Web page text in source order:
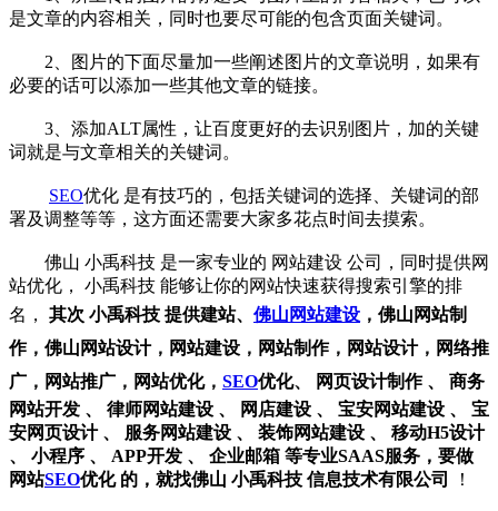
是文章的内容相关，同时也要尽可能的包含页面关键词。
2、图片的下面尽量加一些阐述图片的文章说明，如果有
必要的话可以添加一些其他文章的链接。
3、添加ALT属性，让百度更好的去识别图片，加的关键
词就是与文章相关的关键词。
SEO优化 是有技巧的，包括关键词的选择、关键词的部
署及调整等等，这方面还需要大家多花点时间去摸索。
佛山 小禹科技 是一家专业的 网站建设 公司，同时提供网
站优化，
小禹科技 能够让你的网站快速获得搜索引擎的排
名，
其次 小禹科技 提供建站、 佛山网站建设 ， 佛山网站制
作， 佛山网站设计， 网站建设 ， 网站制作， 网站设计， 网络推
广 ， 网站推广 ， 网站优化， SEO优化、 网页设计制作 、
商务
网站开发 、 律师网站建设 、 网店建设 、 宝安网站建设 、
宝
安网页设计 、 服务网站建设 、 装饰网站建设 、
移动H5设计
、
小程序 、 APP开发 、 企业邮箱 等专业SAAS服务，要做
网站SEO优化 的，就找佛山 小禹科技 信息技术有限公司 ！